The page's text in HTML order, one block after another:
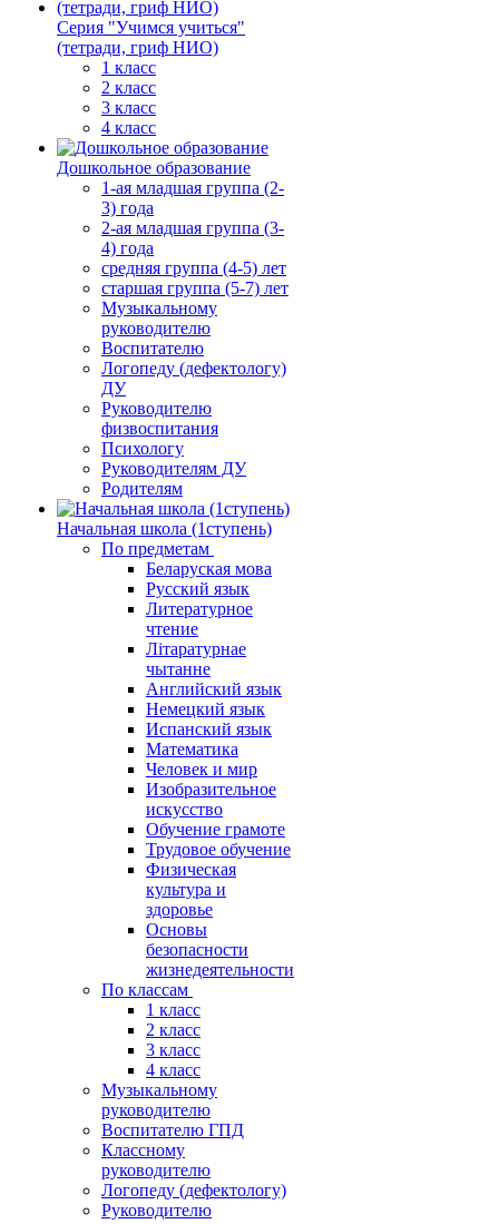
Серия "Учимся учиться"
(тетради, гриф НИО)
1 класс
2 класс
3 класс
4 класс
Дошкольное образование
1-ая младшая группа (2-
3) года
2-ая младшая группа (3-
4) года
средняя группа (4-5) лет
старшая группа (5-7) лет
Музыкальному
руководителю
Воспитателю
Логопеду (дефектологу)
ДУ
Руководителю
физвоспитания
Психологу
Руководителям ДУ
Родителям
Начальная школа (1ступень)
По предметам
Беларуская мова
Русский язык
Литературное
чтение
Літаратурнае
чытанне
Английский язык
Немецкий язык
Испанский язык
Математика
Человек и мир
Изобразительное
искусство
Обучение грамоте
Трудовое обучение
Физическая
культура и
здоровье
Основы
безопасности
жизнедеятельности
По классам
1 класс
2 класс
3 класс
4 класс
Музыкальному
руководителю
Воспитателю ГПД
Классному
руководителю
Логопеду (дефектологу)
Руководителю